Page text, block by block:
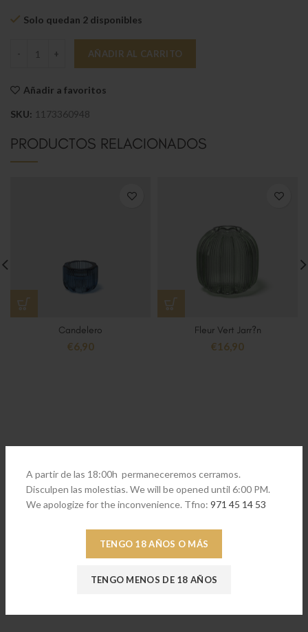
A partir de las 18:00h permaneceremos cerramos.
Disculpen las molestias. We will be opened until 6:00 PM.
We apologize for the inconvenience. Tfno: 971 45 14 53
TENGO 18 AÑOS O MÁS
TENGO MENOS DE 18 AÑOS
Solo quedan 2 disponibles
Fleur Jarr?n cantidad
AÑADIR AL CARRITO
Añadir a favoritos
SKU: 1173360948
PRODUCTOS RELACIONADOS
Candelero
€6,90
Fleur Vert Jarr?n
€16,90
Servicios de calidad